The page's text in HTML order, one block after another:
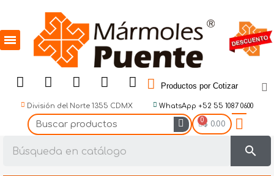
Productos por Cotizar
División del Norte 1355 CDMX WhatsApp +52 55 1087 0600
$ 0.00
search